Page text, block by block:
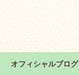
オフィシャルブログ